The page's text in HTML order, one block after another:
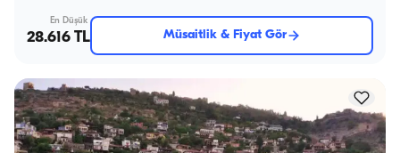
En Düşük
28.616 TL Müsaitlik & Fiyat Gör